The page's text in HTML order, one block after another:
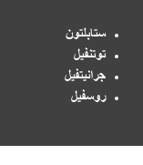
ستابلتون
توتنفيل
جرانيتفيل
روسفيل